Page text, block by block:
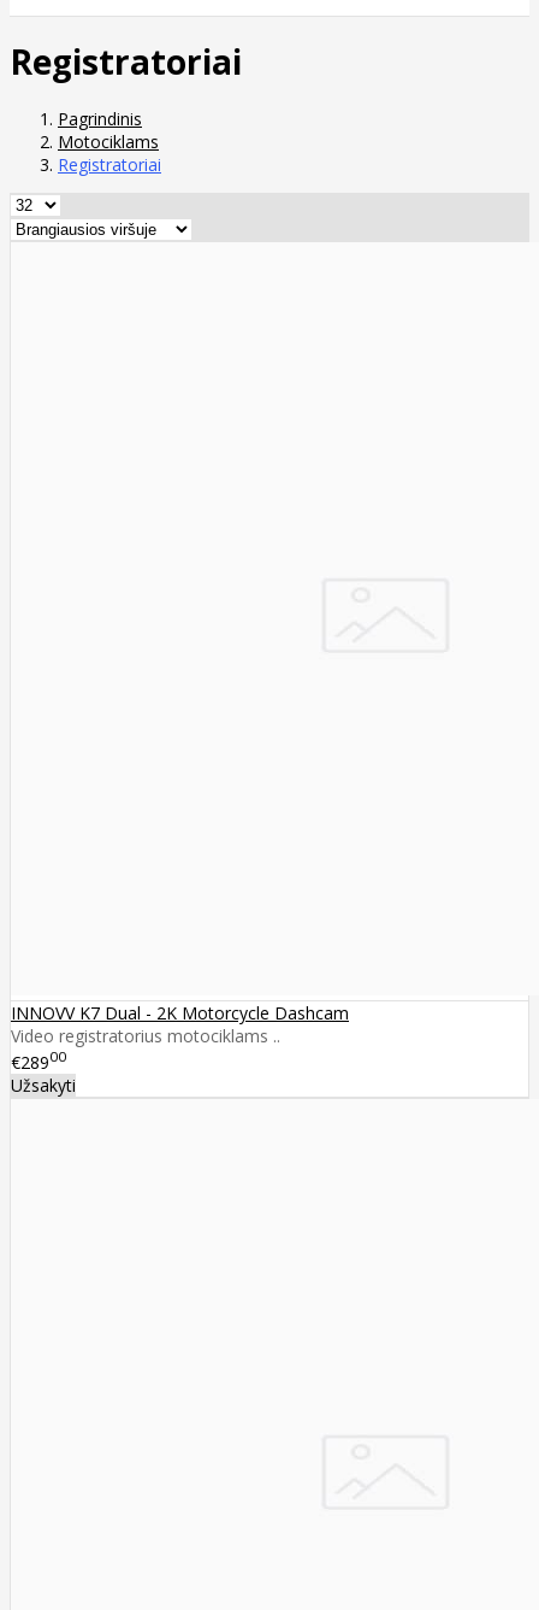
Registratoriai
Pagrindinis
Motociklams
Registratoriai
INNOVV K7 Dual - 2K Motorcycle Dashcam
Video registratorius motociklams ..
€28900
Užsakyti